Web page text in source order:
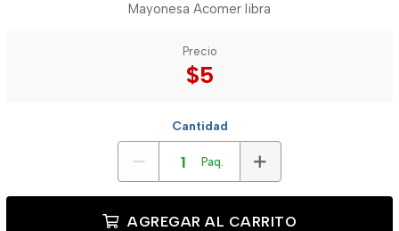
Mayonesa Acomer libra
Precio
$5
Cantidad
Paq.
AGREGAR AL CARRITO